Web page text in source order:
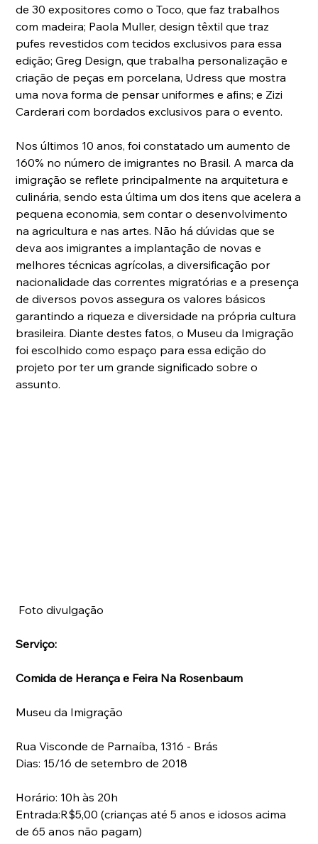
de 30 expositores como o Toco, que faz trabalhos
com madeira; Paola Muller, design têxtil que traz
pufes revestidos com tecidos exclusivos para essa
edição; Greg Design, que trabalha personalização e
criação de peças em porcelana, Udress que mostra
uma nova forma de pensar uniformes e afins; e Zizi
Carderari com bordados exclusivos para o evento.
Nos últimos 10 anos, foi constatado um aumento de
160% no número de imigrantes no Brasil. A marca da
imigração se reflete principalmente na arquitetura e
culinária, sendo esta última um dos itens que acelera a
pequena economia, sem contar o desenvolvimento
na agricultura e nas artes. Não há dúvidas que se
deva aos imigrantes a implantação de novas e
melhores técnicas agrícolas, a diversificação por
nacionalidade das correntes migratórias e a presença
de diversos povos assegura os valores básicos
garantindo a riqueza e diversidade na própria cultura
brasileira. Diante destes fatos, o Museu da Imigração
foi escolhido como espaço para essa edição do
projeto por ter um grande significado sobre o
assunto.
Foto divulgação
Serviço:
Comida de Herança e Feira Na Rosenbaum
Museu da Imigração
Rua Visconde de Parnaíba, 1316 - Brás
Dias: 15/16 de setembro de 2018
Horário: 10h às 20h
Entrada:R$5,00 (crianças até 5 anos e idosos acima
de 65 anos não pagam)